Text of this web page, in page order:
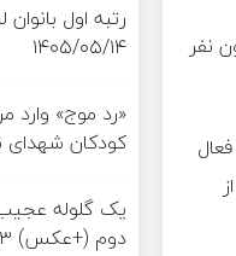
کلید خورده و طی فعال سازی آن تاکنون ۲ میلیون نفر
رتبه اول
۱۴۰۵/۰۵/۱۴
«رد موج» وارد
کودکان شهدای
یک گلوله عجیب
دوم (+عکس)